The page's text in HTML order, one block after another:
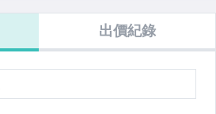
出價紀錄